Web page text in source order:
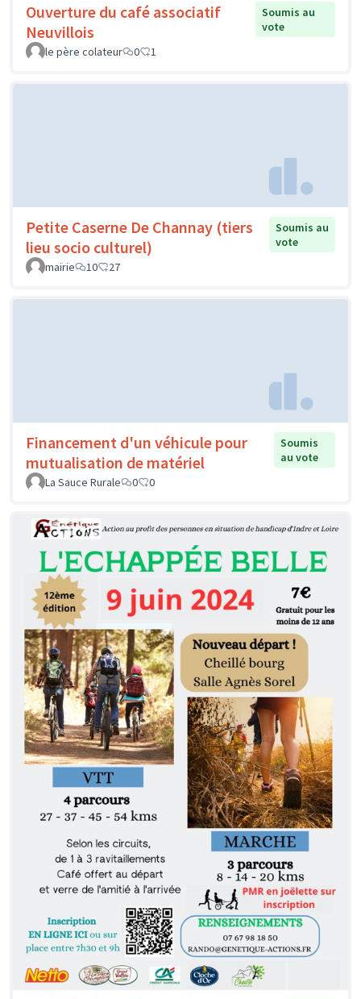
Ouverture du café associatif
Neuvillois
Soumis au
vote
le père colateur
0 1
Petite Caserne De Channay (tiers
lieu socio culturel)
Soumis au
vote
mairie
10 27
Financement d'un véhicule pour
mutualisation de matériel
Soumis
au vote
La Sauce Rurale
0 0